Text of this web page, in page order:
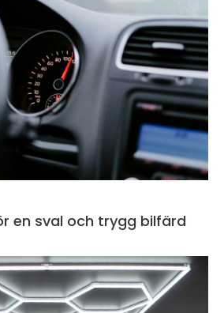
en sval och trygg bilfärd